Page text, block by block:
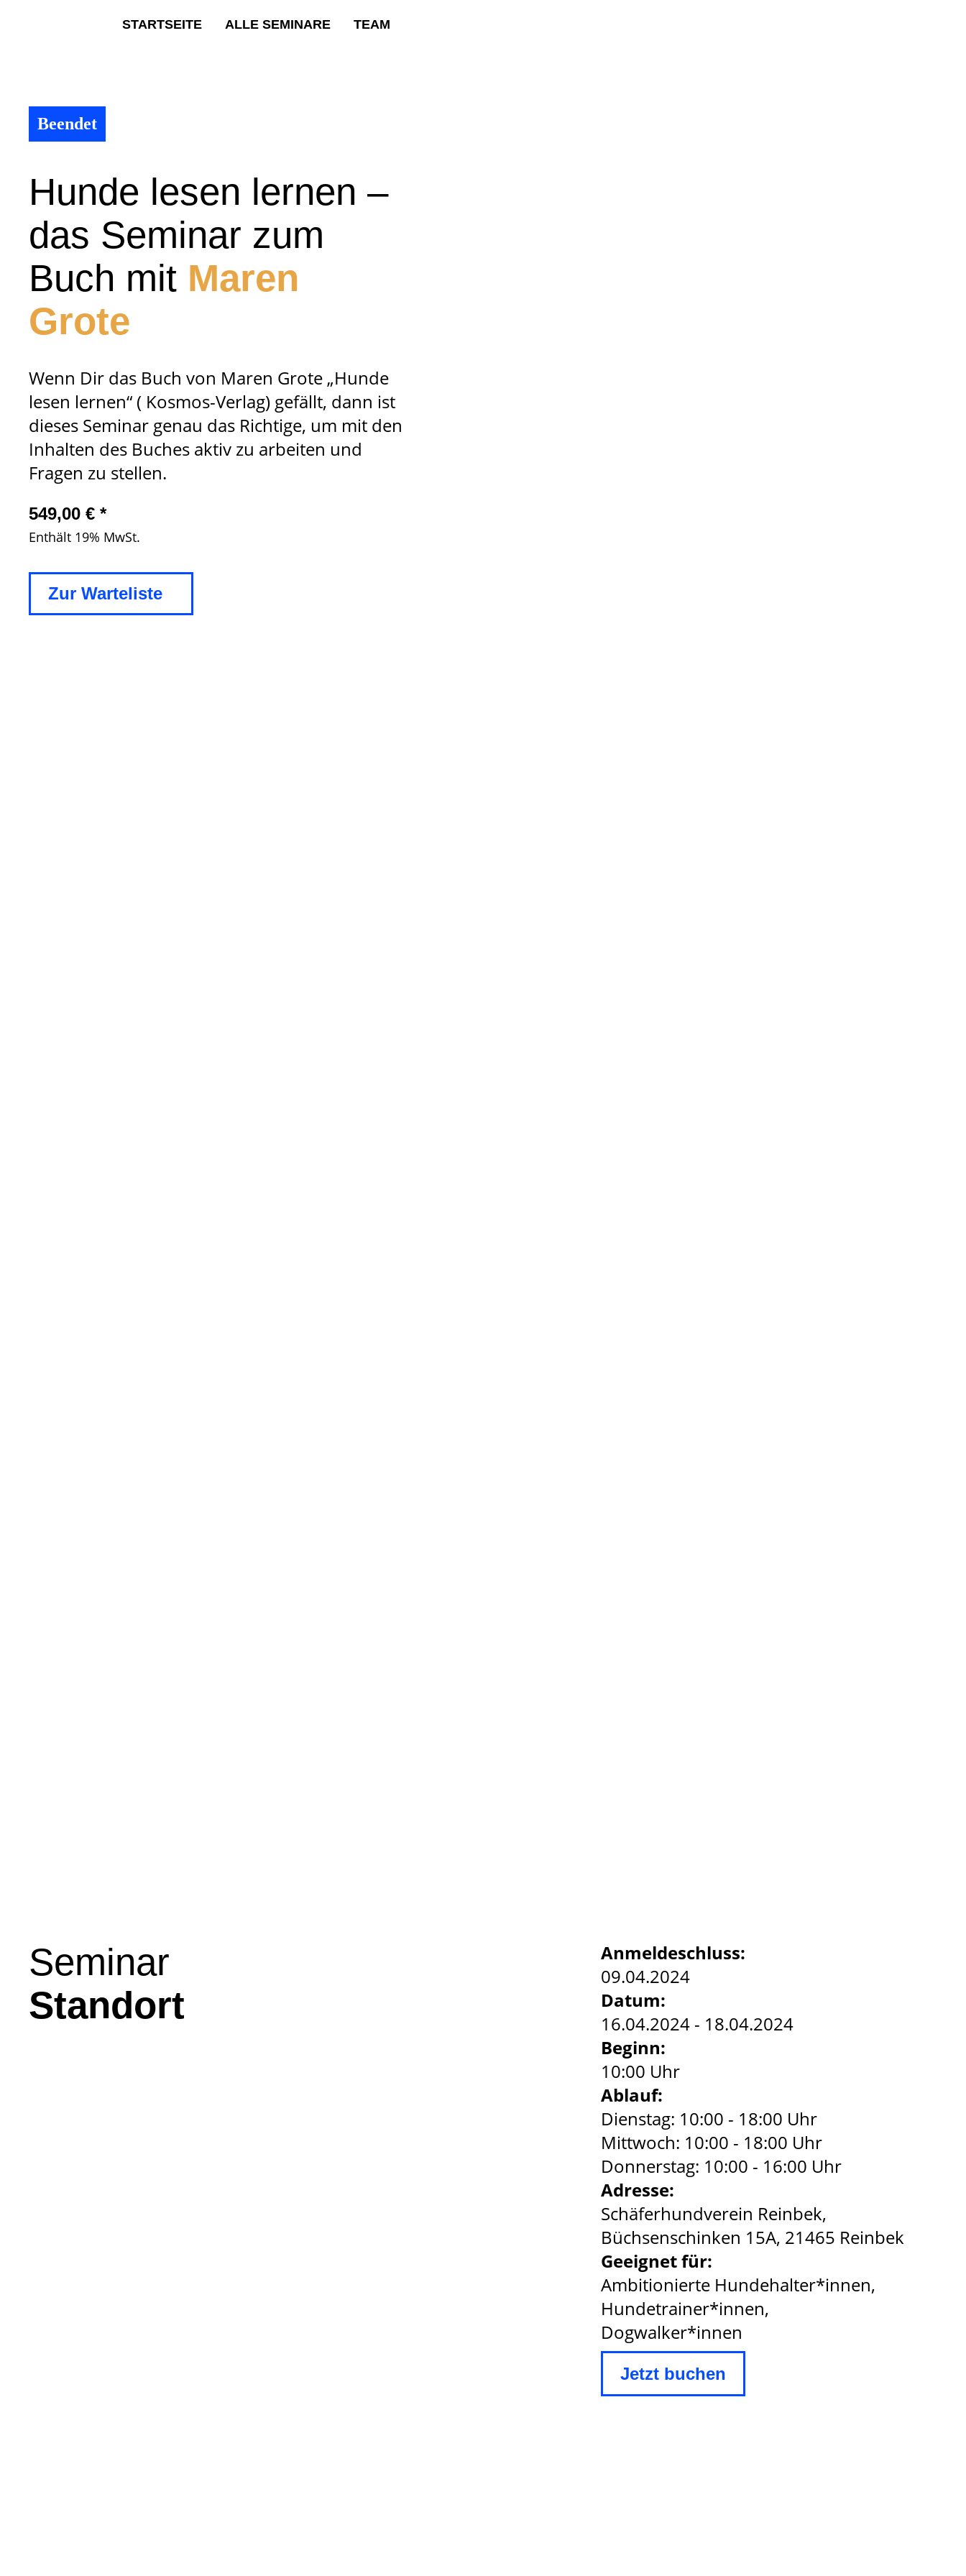
STARTSEITE ALLE SEMINARE TEAM
Beendet
Hunde lesen lernen –
das Seminar zum
Buch mit Maren
Grote
Wenn Dir das Buch von Maren Grote „Hunde
lesen lernen“ ( Kosmos-Verlag) gefällt, dann ist
dieses Seminar genau das Richtige, um mit den
Inhalten des Buches aktiv zu arbeiten und
Fragen zu stellen.
549,00€ *
Enthält 19% MwSt.
Seminar
Standort
Anmeldeschluss:
09.04.2024
Datum:
16.04.2024 - 18.04.2024
Beginn:
10:00 Uhr
Ablauf:
Dienstag: 10:00 - 18:00 Uhr
Mittwoch: 10:00 - 18:00 Uhr
Donnerstag: 10:00 - 16:00 Uhr
Adresse:
Schäferhundverein Reinbek,
Büchsenschinken 15A, 21465 Reinbek
Geeignet für:
Ambitionierte Hundehalter*innen,
Hundetrainer*innen,
Dogwalker*innen
Jetzt buchen